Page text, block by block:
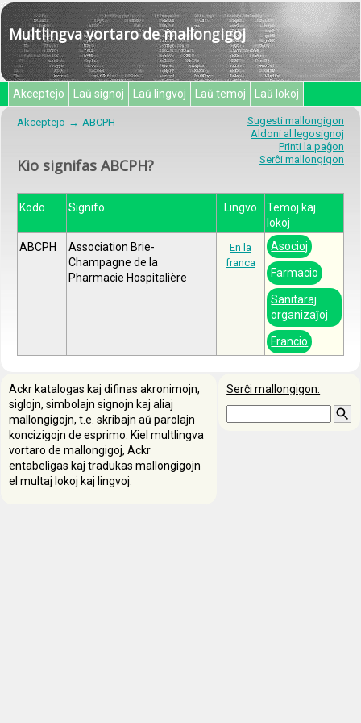
Multlingva vortaro de mallongigoj
Akceptejo Laŭ signoj Laŭ lingvoj Laŭ temoj Laŭ lokoj
Sugesti mallongigon
Aldoni al legosignoj
Printi la paĝon
Serĉi mallongigon
Akceptejo ABCPH
Kio signifas ABCPH?
Kodo Signifo Lingvo
Temoj kaj
lokoj
ABCPH
Association Brie-
Champagne de la
Pharmacie Hospitalière
En la
franca
Asocioj
Farmacio
Sanitaraj
organizaĵoj
Francio
Serĉi mallongigon:
Ackr katalogas kaj difinas akronimojn,
siglojn, simbolajn signojn kaj aliaj
mallongigojn, t.e. skribajn aŭ parolajn
koncizigojn de esprimo. Kiel multlingva
vortaro de mallongigoj, Ackr
entabeligas kaj tradukas mallongigojn
el multaj lokoj kaj lingvoj.